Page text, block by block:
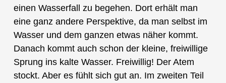
einen Wasserfall zu begehen. Dort erhält man
eine ganz andere Perspektive, da man selbst im
Wasser und dem ganzen etwas näher kommt.
Danach kommt auch schon der kleine, freiwillige
Sprung ins kalte Wasser. Freiwillig! Der Atem
stockt. Aber es fühlt sich gut an. Im zweiten Teil